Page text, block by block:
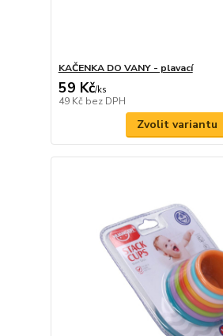
KAČENKA DO VANY - plavací
59 Kč/ks
49 Kč bez DPH
Zvolit variantu